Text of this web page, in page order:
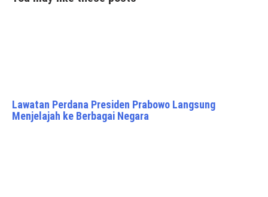
Lawatan Perdana Presiden Prabowo Langsung
Menjelajah ke Berbagai Negara